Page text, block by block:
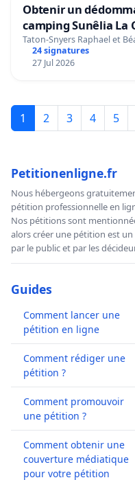
Obtenir un
camping Sunêlia La
Taton-Snyers Raphael et
24 signatures
27 Jul 2026
1 2 3 4 5
Petitionenligne.fr
Nous hébergeons
pétition professionnelle en
Nos pétitions sont
alors créer une pétition est
par le public et par les
Guides
Comment lancer une
pétition en ligne
Comment rédiger une
pétition ?
Comment promouvoir
une pétition ?
Comment obtenir une
couverture médiatique
pour votre pétition